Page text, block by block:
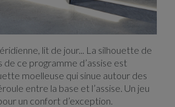
lit de jour... La silhouette de
de ce programme d’assise est
moelleuse qui sinue autour des
entre la base et l’assise. Un jeu
un confort d’exception.